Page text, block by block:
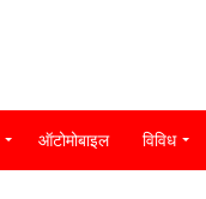
ऑटोमोबाइल विविध